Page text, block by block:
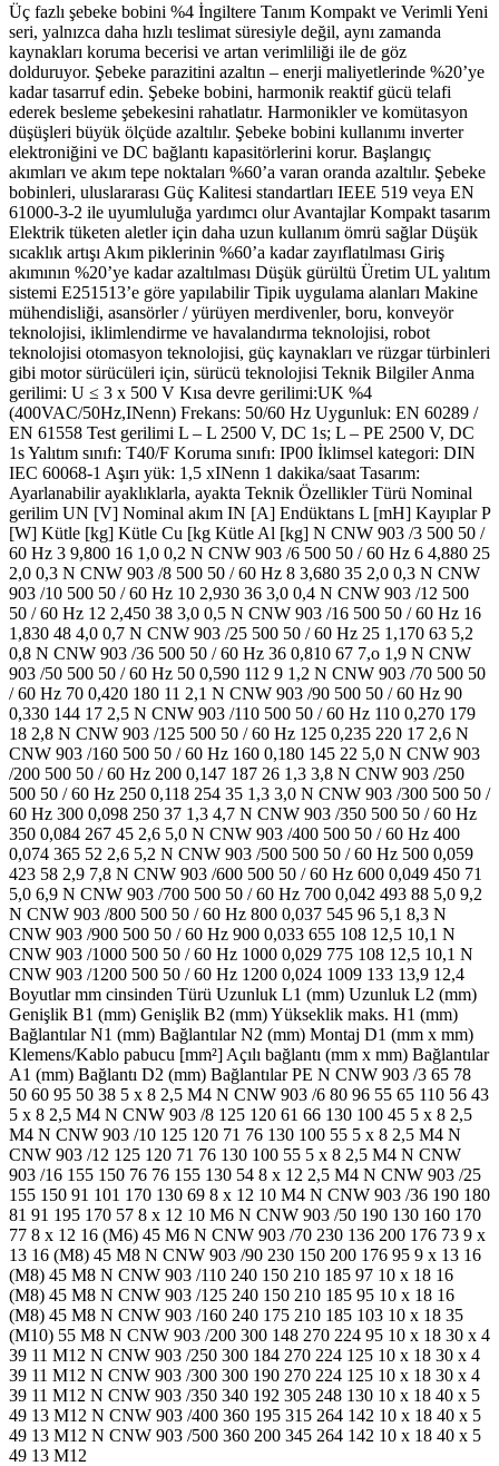
Üç fazlı şebeke bobini %4 İngiltere Tanım Kompakt ve Verimli Yeni
seri, yalnızca daha hızlı teslimat süresiyle değil, aynı zamanda
kaynakları koruma becerisi ve artan verimliliği ile de göz
dolduruyor. Şebeke parazitini azaltın – enerji maliyetlerinde %20’ye
kadar tasarruf edin. Şebeke bobini, harmonik reaktif gücü telafi
ederek besleme şebekesini rahatlatır. Harmonikler ve komütasyon
düşüşleri büyük ölçüde azaltılır. Şebeke bobini kullanımı inverter
elektroniğini ve DC bağlantı kapasitörlerini korur. Başlangıç
akımları ve akım tepe noktaları %60’a varan oranda azaltılır. Şebeke
bobinleri, uluslararası Güç Kalitesi standartları IEEE 519 veya EN
61000-3-2 ile uyumluluğa yardımcı olur Avantajlar Kompakt tasarım
Elektrik tüketen aletler için daha uzun kullanım ömrü sağlar Düşük
sıcaklık artışı Akım piklerinin %60’a kadar zayıflatılması Giriş
akımının %20’ye kadar azaltılması Düşük gürültü Üretim UL yalıtım
sistemi E251513’e göre yapılabilir Tipik uygulama alanları Makine
mühendisliği, asansörler / yürüyen merdivenler, boru, konveyör
teknolojisi, iklimlendirme ve havalandırma teknolojisi, robot
teknolojisi otomasyon teknolojisi, güç kaynakları ve rüzgar türbinleri
gibi motor sürücüleri için, sürücü teknolojisi Teknik Bilgiler Anma
gerilimi: U ≤ 3 x 500 V Kısa devre gerilimi:UK %4
(400VAC/50Hz,INenn) Frekans: 50/60 Hz Uygunluk: EN 60289 /
EN 61558 Test gerilimi L – L 2500 V, DC 1s; L – PE 2500 V, DC
1s Yalıtım sınıfı: T40/F Koruma sınıfı: IP00 İklimsel kategori: DIN
IEC 60068-1 Aşırı yük: 1,5 xINenn 1 dakika/saat Tasarım:
Ayarlanabilir ayaklıklarla, ayakta Teknik Özellikler Türü Nominal
gerilim UN [V] Nominal akım IN [A] Endüktans L [mH] Kayıplar P
[W] Kütle [kg] Kütle Cu [kg Kütle Al [kg] N CNW 903 /3 500 50 /
60 Hz 3 9,800 16 1,0 0,2 N CNW 903 /6 500 50 / 60 Hz 6 4,880 25
2,0 0,3 N CNW 903 /8 500 50 / 60 Hz 8 3,680 35 2,0 0,3 N CNW
903 /10 500 50 / 60 Hz 10 2,930 36 3,0 0,4 N CNW 903 /12 500
50 / 60 Hz 12 2,450 38 3,0 0,5 N CNW 903 /16 500 50 / 60 Hz 16
1,830 48 4,0 0,7 N CNW 903 /25 500 50 / 60 Hz 25 1,170 63 5,2
0,8 N CNW 903 /36 500 50 / 60 Hz 36 0,810 67 7,o 1,9 N CNW
903 /50 500 50 / 60 Hz 50 0,590 112 9 1,2 N CNW 903 /70 500 50
/ 60 Hz 70 0,420 180 11 2,1 N CNW 903 /90 500 50 / 60 Hz 90
0,330 144 17 2,5 N CNW 903 /110 500 50 / 60 Hz 110 0,270 179
18 2,8 N CNW 903 /125 500 50 / 60 Hz 125 0,235 220 17 2,6 N
CNW 903 /160 500 50 / 60 Hz 160 0,180 145 22 5,0 N CNW 903
/200 500 50 / 60 Hz 200 0,147 187 26 1,3 3,8 N CNW 903 /250
500 50 / 60 Hz 250 0,118 254 35 1,3 3,0 N CNW 903 /300 500 50 /
60 Hz 300 0,098 250 37 1,3 4,7 N CNW 903 /350 500 50 / 60 Hz
350 0,084 267 45 2,6 5,0 N CNW 903 /400 500 50 / 60 Hz 400
0,074 365 52 2,6 5,2 N CNW 903 /500 500 50 / 60 Hz 500 0,059
423 58 2,9 7,8 N CNW 903 /600 500 50 / 60 Hz 600 0,049 450 71
5,0 6,9 N CNW 903 /700 500 50 / 60 Hz 700 0,042 493 88 5,0 9,2
N CNW 903 /800 500 50 / 60 Hz 800 0,037 545 96 5,1 8,3 N
CNW 903 /900 500 50 / 60 Hz 900 0,033 655 108 12,5 10,1 N
CNW 903 /1000 500 50 / 60 Hz 1000 0,029 775 108 12,5 10,1 N
CNW 903 /1200 500 50 / 60 Hz 1200 0,024 1009 133 13,9 12,4
Boyutlar mm cinsinden Türü Uzunluk L1 (mm) Uzunluk L2 (mm)
Genişlik B1 (mm) Genişlik B2 (mm) Yükseklik maks. H1 (mm)
Bağlantılar N1 (mm) Bağlantılar N2 (mm) Montaj D1 (mm x mm)
Klemens/Kablo pabucu [mm²] Açılı bağlantı (mm x mm) Bağlantılar
A1 (mm) Bağlantı D2 (mm) Bağlantılar PE N CNW 903 /3 65 78
50 60 95 50 38 5 x 8 2,5 M4 N CNW 903 /6 80 96 55 65 110 56 43
5 x 8 2,5 M4 N CNW 903 /8 125 120 61 66 130 100 45 5 x 8 2,5
M4 N CNW 903 /10 125 120 71 76 130 100 55 5 x 8 2,5 M4 N
CNW 903 /12 125 120 71 76 130 100 55 5 x 8 2,5 M4 N CNW
903 /16 155 150 76 76 155 130 54 8 x 12 2,5 M4 N CNW 903 /25
155 150 91 101 170 130 69 8 x 12 10 M4 N CNW 903 /36 190 180
81 91 195 170 57 8 x 12 10 M6 N CNW 903 /50 190 130 160 170
77 8 x 12 16 (M6) 45 M6 N CNW 903 /70 230 136 200 176 73 9 x
13 16 (M8) 45 M8 N CNW 903 /90 230 150 200 176 95 9 x 13 16
(M8) 45 M8 N CNW 903 /110 240 150 210 185 97 10 x 18 16
(M8) 45 M8 N CNW 903 /125 240 150 210 185 95 10 x 18 16
(M8) 45 M8 N CNW 903 /160 240 175 210 185 103 10 x 18 35
(M10) 55 M8 N CNW 903 /200 300 148 270 224 95 10 x 18 30 x 4
39 11 M12 N CNW 903 /250 300 184 270 224 125 10 x 18 30 x 4
39 11 M12 N CNW 903 /300 300 190 270 224 125 10 x 18 30 x 4
39 11 M12 N CNW 903 /350 340 192 305 248 130 10 x 18 40 x 5
49 13 M12 N CNW 903 /400 360 195 315 264 142 10 x 18 40 x 5
49 13 M12 N CNW 903 /500 360 200 345 264 142 10 x 18 40 x 5
49 13 M12